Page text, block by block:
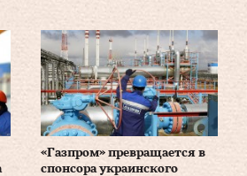
«Газпром» превращается в
спонсора украинского